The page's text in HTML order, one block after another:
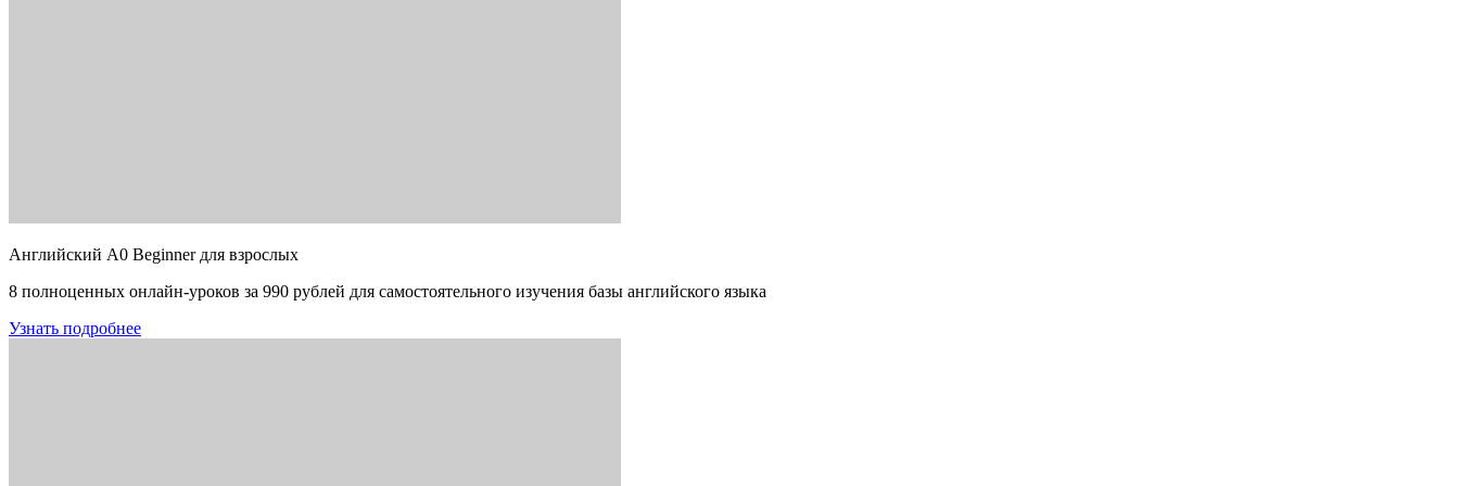
Английский A0 Beginner для взрослых
8 полноценных онлайн-уроков за 990 рублей для самостоятельного изучения базы английского языка
Узнать подробнее